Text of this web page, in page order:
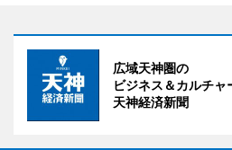
広域天神圏の
ビジネス＆カルチャ
天神経済新聞